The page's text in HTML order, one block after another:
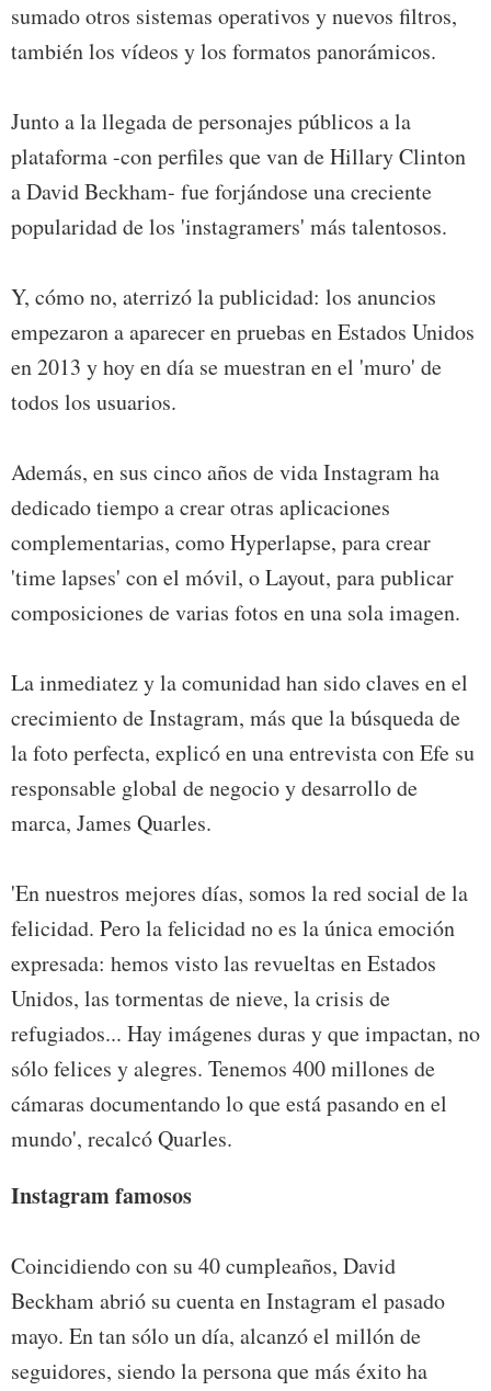
sumado otros sistemas operativos y nuevos filtros,
también los vídeos y los formatos panorámicos.
Junto a la llegada de personajes públicos a la
plataforma -con perfiles que van de Hillary Clinton
a David Beckham- fue forjándose una creciente
popularidad de los 'instagramers' más talentosos.
Y, cómo no, aterrizó la publicidad: los anuncios
empezaron a aparecer en pruebas en Estados Unidos
en 2013 y hoy en día se muestran en el 'muro' de
todos los usuarios.
Además, en sus cinco años de vida Instagram ha
dedicado tiempo a crear otras aplicaciones
complementarias, como Hyperlapse, para crear
'time lapses' con el móvil, o Layout, para publicar
composiciones de varias fotos en una sola imagen.
La inmediatez y la comunidad han sido claves en el
crecimiento de Instagram, más que la búsqueda de
la foto perfecta, explicó en una entrevista con Efe su
responsable global de negocio y desarrollo de
marca, James Quarles.
'En nuestros mejores días, somos la red social de la
felicidad. Pero la felicidad no es la única emoción
expresada: hemos visto las revueltas en Estados
Unidos, las tormentas de nieve, la crisis de
refugiados... Hay imágenes duras y que impactan, no
sólo felices y alegres. Tenemos 400 millones de
cámaras documentando lo que está pasando en el
mundo', recalcó Quarles.
Instagram famosos
Coincidiendo con su 40 cumpleaños, David
Beckham abrió su cuenta en Instagram el pasado
mayo. En tan sólo un día, alcanzó el millón de
seguidores, siendo la persona que más éxito ha